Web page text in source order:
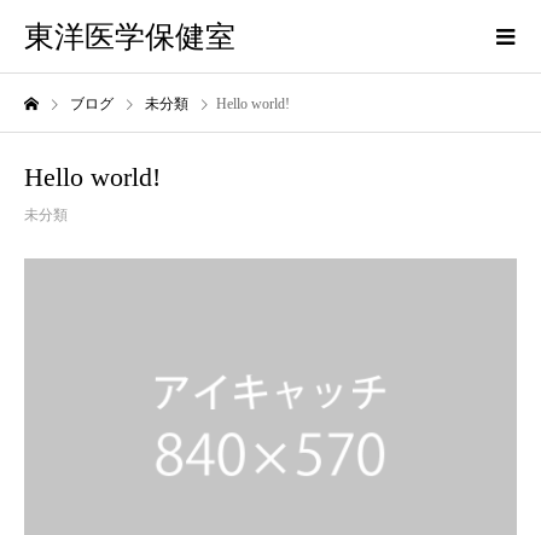
東洋医学保健室
ブログ 未分類 Hello world!
Hello world!
未分類